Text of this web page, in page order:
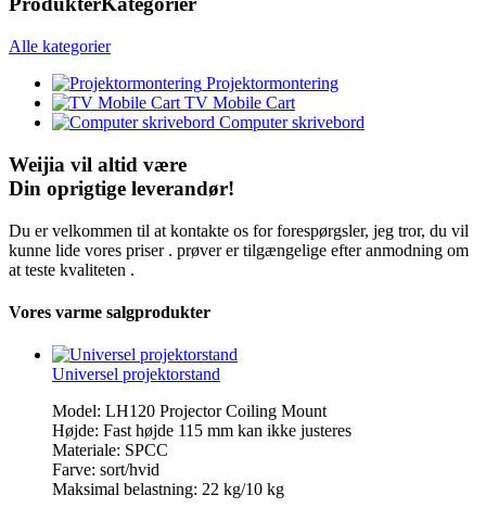
Alle kategorier
Projektormontering
TV Mobile Cart
Computer skrivebord
Weijia vil altid være
Din oprigtige leverandør!
Du er velkommen til at kontakte os for forespørgsler, jeg tror, du vil
kunne lide vores priser . prøver er tilgængelige efter anmodning om
at teste kvaliteten .
Vores varme salgprodukter
Universel projektorstand
Model: LH120 Projector Coiling Mount
Højde: Fast højde 115 mm kan ikke justeres
Materiale: SPCC
Farve: sort/hvid
Maksimal belastning: 22 kg/10 kg